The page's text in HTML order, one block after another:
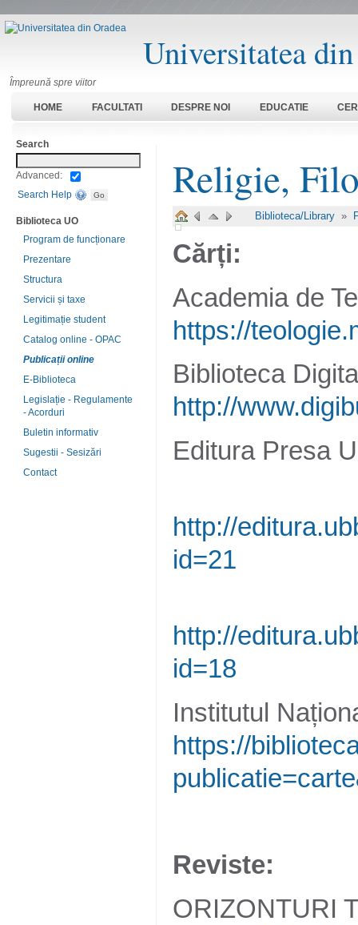
Universitatea
Împreună spre viitor
HOME FACULTATI DESPRE NOI EDUCATIE
Religie,
Biblioteca/Library »
Cărți:
Academia de
https://
Biblioteca
http://
Editura Presa
http://
id=21
http://
id=18
Institutul
https://
Reviste:
ORIZONTURI
Search
Advanced:
Search Help
Biblioteca UO
Program de funcționare
Prezentare
Structura
Servicii și taxe
Legitimație student
Catalog online - OPAC
Publicații online
E-Biblioteca
Legislație - Regulamente
- Acorduri
Buletin informativ
Sugestii - Sesizări
Contact